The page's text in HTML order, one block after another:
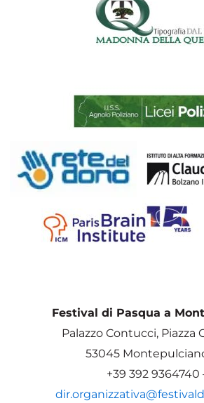
Festival di Pasqua a
Palazzo Contucci, Piazza
53045
+39 392 9364740